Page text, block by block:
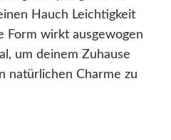
Hauch Leichtigkeit
Form wirkt ausgewogen
um deinem Zuhause
natürlichen Charme zu